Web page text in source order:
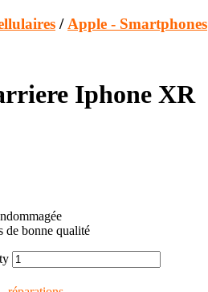
/ Apple - Smartphones
Iphone XR
de bonne qualité